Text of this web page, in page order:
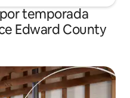
temporada
Edward County
hóspedes